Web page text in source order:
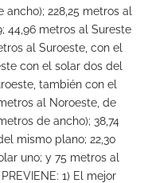
228,25 metros al
44,96 metros al Sureste
al Suroeste, con el
con el solar dos del
también con el
al Noroeste, de
de ancho); 38,74
mismo plano; 22,30
uno; y 75 metros al
1) El mejor